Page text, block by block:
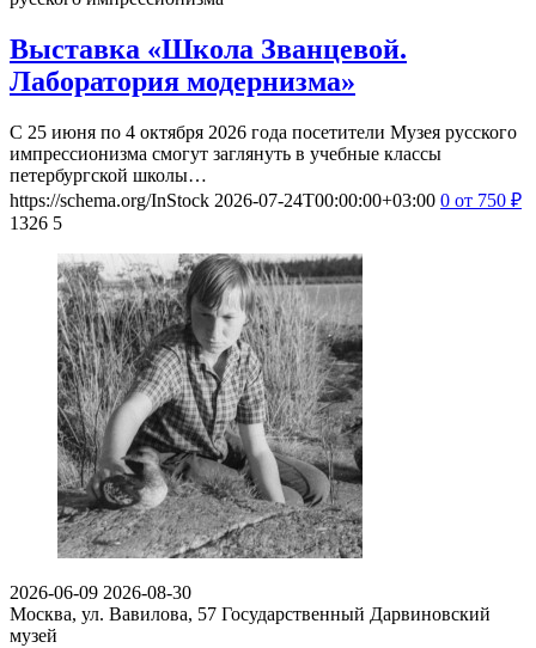
Выставка «Школа Званцевой.
Лаборатория модернизма»
С 25 июня по 4 октября 2026 года посетители Музея русского
импрессионизма смогут заглянуть в учебные классы
петербургской школы…
https://schema.org/InStock 2026-07-24T00:00:00+03:00 0 от 750 ₽
1326 5
2026-06-09 2026-08-30
Москва, ул. Вавилова, 57 Государственный Дарвиновский
музей